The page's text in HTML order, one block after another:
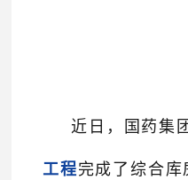
近日，国药集
工程完成了综合库